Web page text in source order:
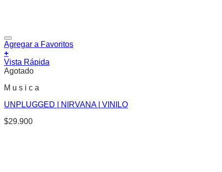
Agregar a Favoritos
+
Vista Rápida
Agotado
M u s i c a
UNPLUGGED | NIRVANA | VINILO
$29.900